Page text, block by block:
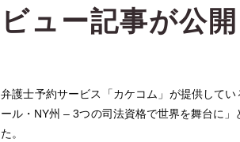
ビュー記事が公
弁護士予約サービス「カケコム」が提供して
ール・NY州 – 3つの司法資格で世界を舞台に
た。